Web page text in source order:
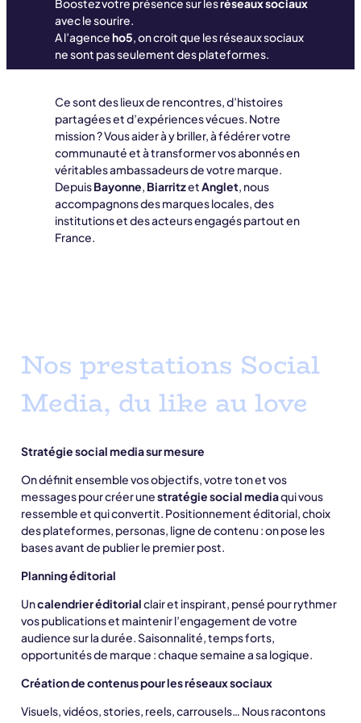
Boostez votre présence sur lesréseaux sociaux
avec le sourire.
A l’agenceho5, on croit que les réseaux sociaux
ne sont pas seulement des plateformes.
Ce sont des lieux de rencontres, d’histoires
partagées et d’expériences vécues. Notre
mission ? Vous aider à y briller, à fédérer votre
communauté et à transformer vos abonnés en
véritables ambassadeurs de votre marque.
DepuisBayonne, BiarritzetAnglet, nous
accompagnons des marques locales, des
institutions et des acteurs engagés partout en
France.
Nos prestations Social
Media, du like au love
Stratégie social media sur mesure
On définit ensemble vos objectifs, votre ton et vos
messages pour créer unestratégie social mediaqui vous
ressemble et qui convertit. Positionnement éditorial, choix
des plateformes, personas, ligne de contenu : on pose les
bases avant de publier le premier post.
Planning éditorial
Uncalendrier éditorialclair et inspirant, pensé pour rythmer
vos publications et maintenir l’engagement de votre
audience sur la durée. Saisonnalité, temps forts,
opportunités de marque : chaque semaine a sa logique.
Création de contenus pour les réseaux sociaux
Visuels, vidéos, stories, reels, carrousels… Nous racontons